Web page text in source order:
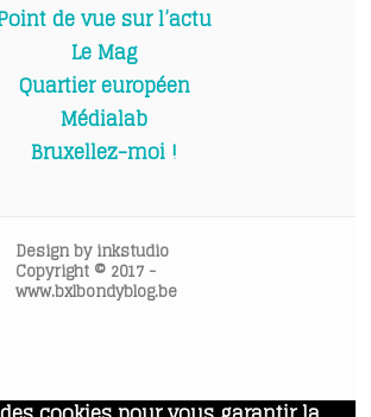
de vue sur l’actu
Le Mag
Quartier européen
Médialab
Bruxellez-moi !
Design byinkstudio
Copyright © 2017 -
www.bxlbondyblog.be